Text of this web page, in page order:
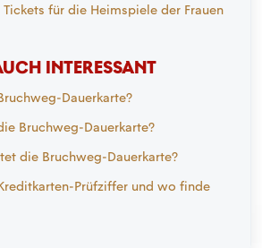
für die Heimspiele der Frauen
INTERESSANT
Dauerkarte?
Bruchweg-Dauerkarte?
die Bruchweg-Dauerkarte?
Prüfziffer und wo finde